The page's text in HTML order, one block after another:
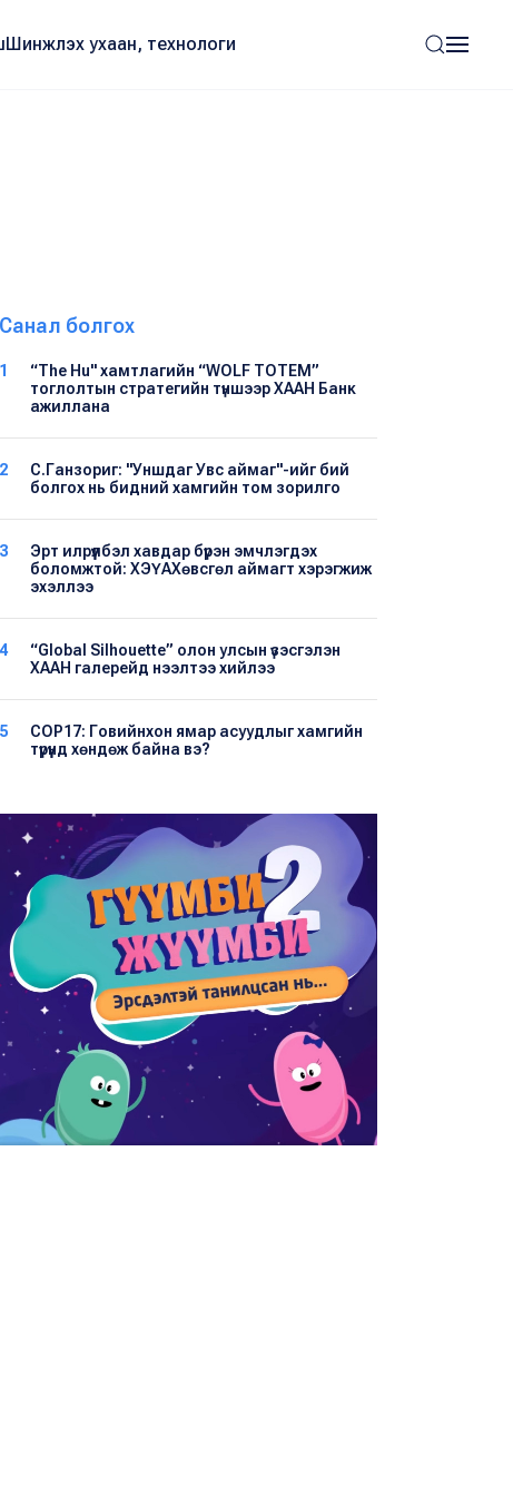
Шинжлэх ухаан, технологи
Санал болгох
1
“The Hu" хамтлагийн “WOLF TOTEM”
тоглолтын стратегийн түншээр ХААН Банк
ажиллана
2
С.Ганзориг: "Уншдаг Увс аймаг"-ийг бий
болгох нь бидний хамгийн том зорилго
3
Эрт илрүүлбэл хавдар бүрэн эмчлэгдэх
боломжтой: ХЭҮА​Хөвсгөл аймагт хэрэгжиж
эхэллээ
4
“Global Silhouette” олон улсын үзэсгэлэн
ХААН галерейд нээлтээ хийлээ
5
COP17: Говийнхон ямар асуудлыг хамгийн
түрүүнд хөндөж байна вэ?